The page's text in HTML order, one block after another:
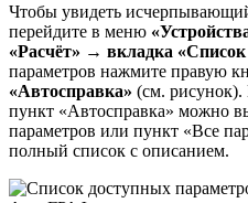
Чтобы увидеть
перейдите в меню
«Расчёт» → вкладка
параметров нажмите правую
«Автосправка» (см. рисунок).
пункт «Автосправка» можно
параметров или пункт «Все
полный список с описанием.